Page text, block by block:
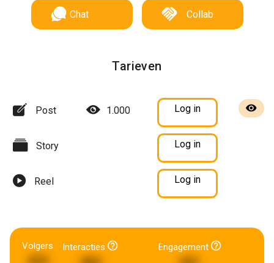
Chat Collab
Tarieven
Post 1.000 Log in
Story Log in
Reel Log in
Volgers Interacties Engagement